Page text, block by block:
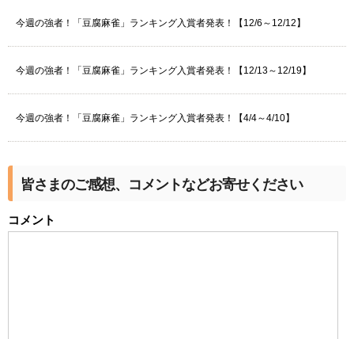
今週の強者！「豆腐麻雀」ランキング入賞者発表！【12/6～12/12】
今週の強者！「豆腐麻雀」ランキング入賞者発表！【12/13～12/19】
今週の強者！「豆腐麻雀」ランキング入賞者発表！【4/4～4/10】
皆さまのご感想、コメントなどお寄せください
コメント